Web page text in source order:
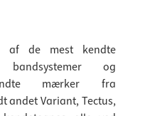
af de mest kendte
og
mærker fra
andet Variant, Tectus,